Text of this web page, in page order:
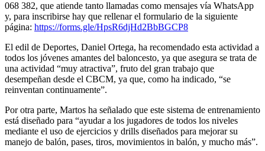
068 382, que atiende tanto llamadas como mensajes vía WhatsApp
y, para inscribirse hay que rellenar el formulario de la siguiente
página: https://forms.gle/HpsR6djHd2BbBGCP8
El edil de Deportes, Daniel Ortega, ha recomendado esta actividad a
todos los jóvenes amantes del baloncesto, ya que asegura se trata de
una actividad “muy atractiva”, fruto del gran trabajo que
desempeñan desde el CBCM, ya que, como ha indicado, “se
reinventan continuamente”.
Por otra parte, Martos ha señalado que este sistema de entrenamiento
está diseñado para “ayudar a los jugadores de todos los niveles
mediante el uso de ejercicios y drills diseñados para mejorar su
manejo de balón, pases, tiros, movimientos in balón, y mucho más”.